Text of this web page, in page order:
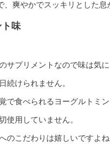
爽やかでスッキリとした息
味
サプリメントなので味は気に
続けられません。
食べられるヨーグルトミン
使用していません。
のこだわりは嬉しいですよね